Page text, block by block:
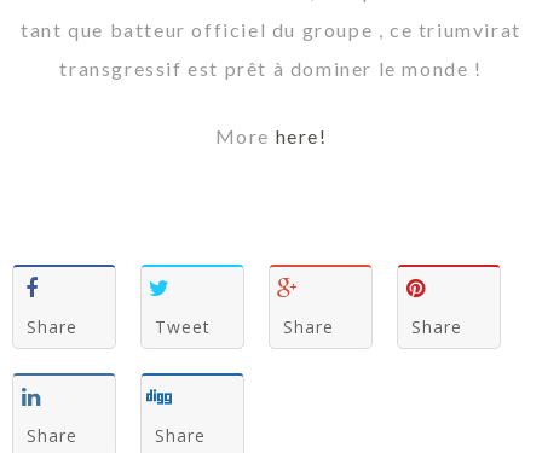
tant que batteur officiel du groupe , ce triumvirat
transgressif est prêt à dominer le monde !
More here!
Share Tweet Share Share
Share Share